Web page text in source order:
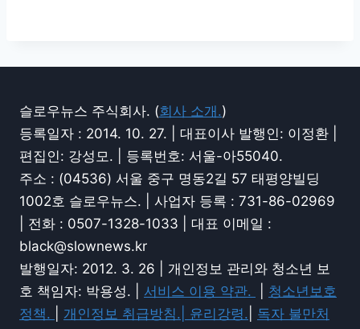
슬로우뉴스 주식회사. (회사 소개.)
등록일자 : 2014. 10. 27. | 대표이사 발행인: 이정환 |
편집인: 강성모. | 등록번호: 서울-아55040.
주소 : (04536) 서울 중구 명동2길 57 태평양빌딩
1002호 슬로우뉴스. | 사업자 등록 : 731-86-02969
| 전화 : 0507-1328-1033 | 대표 이메일 :
black@slownews.kr
발행일자: 2012. 3. 26 | 개인정보 관리와 청소년 보
호 책임자: 박용성. | 서비스 이용 약관.
청소년보호
정책.
개인정보 취급방침.| 윤리강령.
독자 불만처